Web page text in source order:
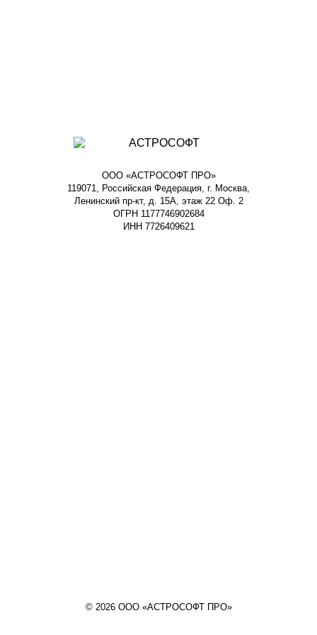
ООО «АСТРОСОФТ ПРО»
119071, Российская Федерация, г. Москва,
Ленинский пр-кт, д. 15А, этаж 22 Оф. 2
ОГРН 1177746902684
ИНН 7726409621
© 2026 ООО «АСТРОСОФТ ПРО»